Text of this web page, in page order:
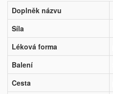
Doplněk názvu
Síla
Léková forma
Balení
Cesta